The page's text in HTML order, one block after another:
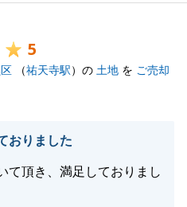
して、ご不明な点等ござい
い申し上げます。
5
（祐天寺駅）の 土地 を ご売却
おりました
て頂き、満足しておりまし